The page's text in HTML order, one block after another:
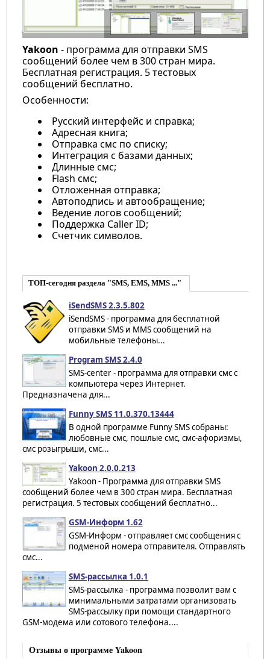
Yakoon - программа для отправки SMS
сообщений более чем в 300 стран мира.
Бесплатная регистрация. 5 тестовых
сообщений бесплатно.
Oсобенности:
Русский интерфейс и справка;
Адресная книга;
Отправка смс по списку;
Интеграция с базами данных;
Длинные смс;
Flash смс;
Отложенная отправка;
Автоподпись и автообращение;
Ведение логов сообщений;
Поддержка Caller ID;
Счетчик символов.
ТОП-сегодня раздела "SMS, EMS, MMS ..."
iSendSMS 2.3.5.802
iSendSMS - программа для бесплатной
отправки SMS и MMS сообщений на
мобильные телефоны...
Program SMS 2.4.0
SMS-center - программа для отправки смс с
компьютера через Интернет.
Предназначена для...
Funny SMS 11.0.370.13444
В одной программе Funny SMS собраны:
любовные смс, пошлые смс, смс-афоризмы,
смс розыгрыши, смс...
Yakoon 2.0.0.213
Yakoon - Программа для отправки SMS
сообщений более чем в 300 стран мира. Бесплатная
регистрация. 5 тестовых сообщений бесплатно...
GSM-Информ 1.62
GSM-Информ - отправляет смс сообщения с
подменой номера отправителя. Отправлять
смс...
SMS-рассылка 1.0.1
SMS-рассылка - программа позволит вам с
минимальными затратами организовать
SMS-рассылку при помощи стандартного
GSM-модема или сотового телефона....
Отзывы о программе Yakoon